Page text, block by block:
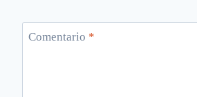
Comentario *